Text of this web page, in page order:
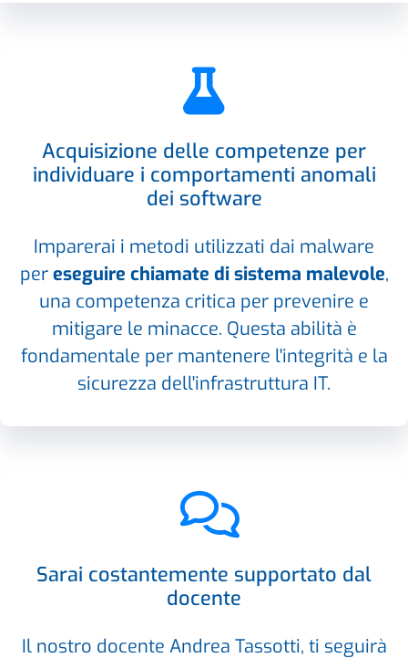
Acquisizione delle competenze per
individuare i comportamenti anomali
dei software
Imparerai i metodi utilizzati dai malware
pereseguire chiamate di sistema malevole,
una competenza critica per prevenire e
mitigare le minacce. Questa abilità è
fondamentale per mantenere l'integrità e la
sicurezza dell'infrastruttura IT.
Sarai costantemente supportato dal
docente
Il nostro docente Andrea Tassotti, ti seguirà